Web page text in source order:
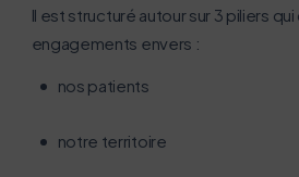
le parcourir dans son Mode Eco.
très peu nos serveurs et vous
Merci pour votre contribution !
Il est structuré autour sur 3 piliers
engagements envers :
nos patients
notre territoire